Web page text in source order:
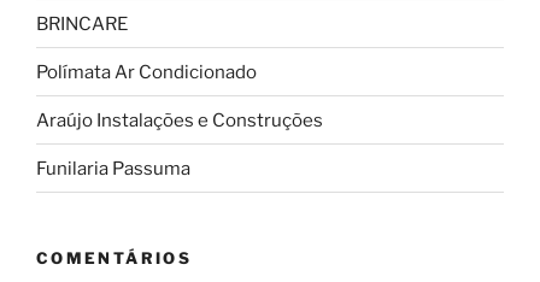
BRINCARE
Polímata Ar Condicionado
Araújo Instalações e Construções
Funilaria Passuma
COMENTÁRIOS